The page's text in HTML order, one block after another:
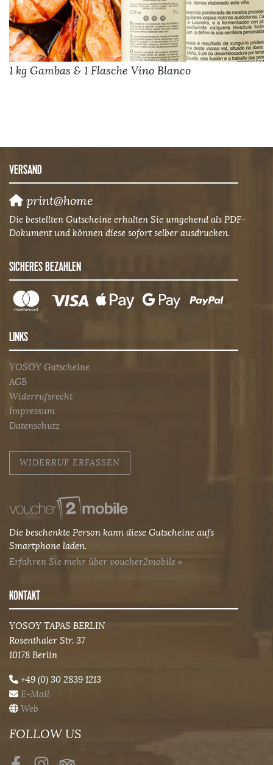
1 kg Gambas & 1 Flasche Vino Blanco
VERSAND
print@home
Die bestellten Gutscheine erhalten Sie umgehend als PDF-
Dokument und können diese sofort selber ausdrucken.
SICHERES BEZAHLEN
LINKS
YOSOY Gutscheine
AGB
Widerrufsrecht
Impressum
Datenschutz
WIDERRUF ERFASSEN
Die beschenkte Person kann diese Gutscheine aufs
Smartphone laden.
Erfahren Sie mehr über voucher2mobile »
KONTAKT
YOSOY TAPAS BERLIN
Rosenthaler Str. 37
10178 Berlin
+49 (0) 30 2839 1213
E-Mail
Web
FOLLOW US